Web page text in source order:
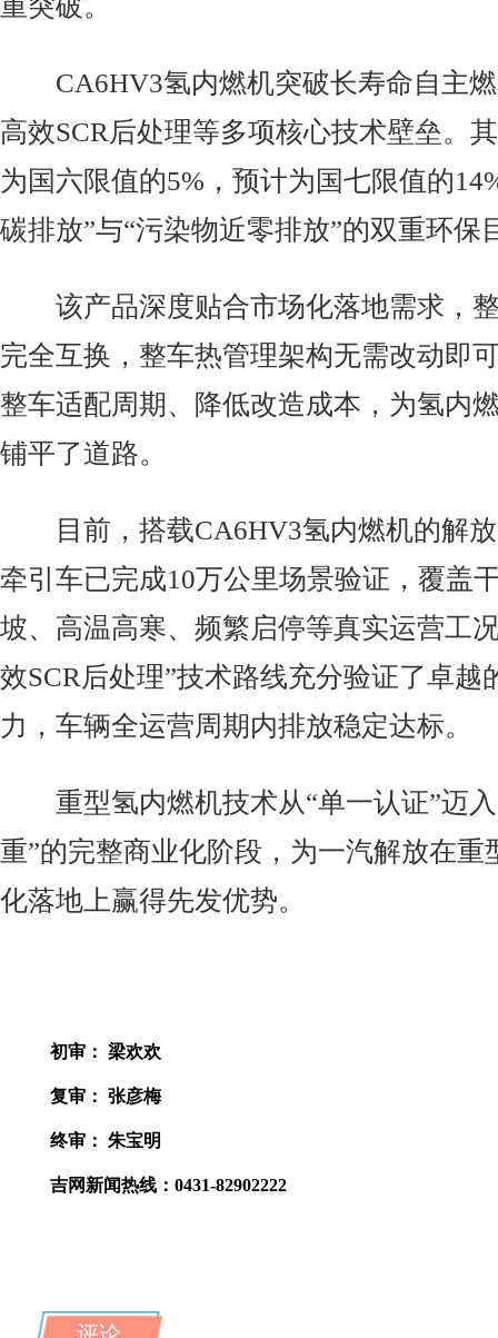
重突破。
CA6HV3氢内燃机突破长寿命自主燃
高效SCR后处理等多项核心技术壁垒。
为国六限值的5%，预计为国七限值的
碳排放”与“污染物近零排放”的双重环保
该产品深度贴合市场化落地需求，整
完全互换，整车热管理架构无需改动即
整车适配周期、降低改造成本，为氢内
铺平了道路。
目前，搭载CA6HV3氢内燃机的解放
牵引车已完成10万公里场景验证，覆盖
坡、高温高寒、频繁启停等真实运营工
效SCR后处理”技术路线充分验证了卓越
力，车辆全运营周期内排放稳定达标。
重型氢内燃机技术从“单一认证”迈入
重”的完整商业化阶段，为一汽解放在重
化落地上赢得先发优势。
初审： 梁欢欢
复审： 张彦梅
终审： 朱宝明
吉网新闻热线：0431-82902222